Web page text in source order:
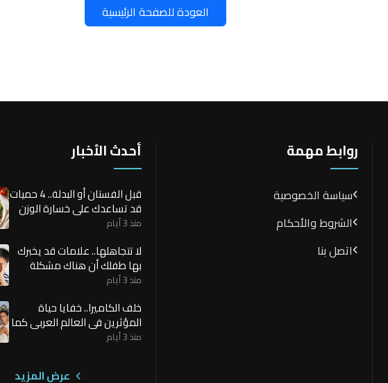
العودة للصفحة الرئيسية
روابط مهمة
سياسة الخصوصية
الشروط والأحكام
اتصل بنا
أحدث الأخبار
قبل الفستان أو البدلة.. 4 حميات
قد تساعدك على خسارة الوزن
بسرعة
منذ 3 أيام
لا تتجاهلها.. علامات قد يخبرك
بها طفلك أن هناك مشكلة
صحية
منذ 3 أيام
خلف الكاميرا.. خفايا حياة
المؤثرين في العالم العربي كما
لا يراها الجمهور
منذ 3 أيام
عرض المزيد